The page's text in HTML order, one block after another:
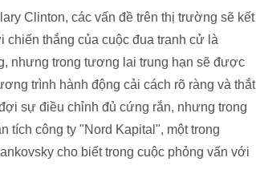
Clinton, các vấn đề trên thị trường sẽ kết
thắng của cuộc đua tranh cử là
nhưng trong tương lai trung hạn sẽ được
trình hành động cải cách rõ ràng và thắt
sự điều chỉnh đủ cứng rắn, nhưng trong
tích công ty "Nord Kapital", một trong
cho biết trong cuộc phỏng vấn với